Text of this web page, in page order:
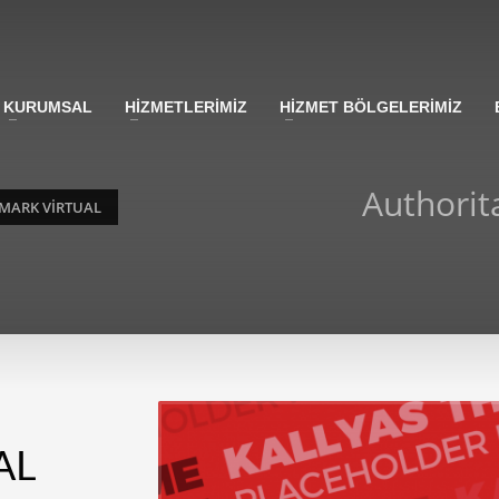
KURUMSAL HİZMETLERİMİZ HİZMET BÖLGELERİMİZ
VIRTUAL